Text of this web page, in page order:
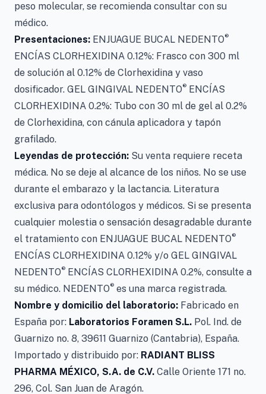
peso molecular, se recomienda consultar con su
médico.
Presentaciones: ENJUAGUE BUCAL NEDENTO®
ENCÍAS CLORHEXIDINA 0.12%: Frasco con 300 ml
de solución al 0.12% de Clorhexidina y vaso
dosificador. GEL GINGIVAL NEDENTO® ENCÍAS
CLORHEXIDINA 0.2%: Tubo con 30 ml de gel al 0.2%
de Clorhexidina, con cánula aplicadora y tapón
grafilado.
Leyendas de protección: Su venta requiere receta
médica. No se deje al alcance de los niños. No se use
durante el embarazo y la lactancia. Literatura
exclusiva para odontólogos y médicos. Si se presenta
cualquier molestia o sensación desagradable durante
el tratamiento con ENJUAGUE BUCAL NEDENTO®
ENCÍAS CLORHEXIDINA 0.12% y/o GEL GINGIVAL
NEDENTO® ENCÍAS CLORHEXIDINA 0.2%, consulte a
su médico. NEDENTO® es una marca registrada.
Nombre y domicilio del laboratorio: Fabricado en
España por: Laboratorios Foramen S.L. Pol. Ind. de
Guarnizo no. 8, 39611 Guarnizo (Cantabria), España.
Importado y distribuido por: RADIANT BLISS
PHARMA MÉXICO, S.A. de C.V. Calle Oriente 171 no.
296, Col. San Juan de Aragón.